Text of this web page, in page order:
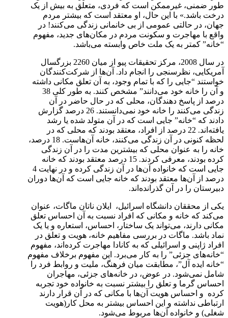
طور ضمنی، غیرممکن است که فردی، متعلق به بیش از یک
درخت باشد.» با این حال، او معتقد است که بیشتر مردم
جهان، در حالتی عمومی از بی خانمانی زندگی می‌کنند! در
واقع با مهاجرت و سکونت مردم در مکان‌های جدید، مفهوم
“خانه” کمتر به یک ملت خاص وابسته می‌باشد.
در سال 2008، مرکز تحقیقات پیو از میان 2260 بزرگسال
آمریکایی، نظرسنجی را انجام داد. آن‌ها از شرکت‌کنندگان
خواستند “جایی را که با تمام وجود، به آن تعلق مکانی داشته
و آن را خانه خود می‌دانند” مشخص کنند. به طور کلی 38
درصد از پاسخ دهندگان، محلی که در حال حاضر در آن
زندگی می‌کنند را خانه خود نمی‌دانستند. 26 درصد گزارش
دادند که “خانه” جایی است که در آن متولد شده یا رشد
یافته‌اند. 22 درصد از افراد، معتقد بودند که محلی که در
لحظه کنونی در آن زندگی می‌کنند، خانه آن‌هاست. 18 درصد،
خانه را به عنوان محلی که بیشترین مدت را در آن زندگی
کرده بودند، معرفی کردند. 15 درصد معتقد بودند که خانه
جایی است که خانواده آن‌ها در آن زندگی کرده و در نهایت 4
درصد از آن‌ها معتقد بودند که خانه جایی است که آن‌ها دوران
دبیرستان را در آن گذرانده‌اند.
یکی از محققان دانشگاه اسرائیل، ایلان ناتان ماگات، عنوان
می‌کند که خانه و مکانی که افراد نسبت به آن احساس تعلق
مکانی دارند، می‌تواند یک ساختار، احساس، استعاره و یا یک
نماد باشد. ماگات در بررسی مفاهیم خانه، هویت و تعلق در
افراد ژاپنی و اسرائیلی که به کانادا مهاجرت کرده‌اند، مفهوم
“خانه‌های جزئی” را به کار می‌برد. این مفهوم برخلاف مفهوم
“خانه ایده آل”، مطابقت میان فرهنگ، ملیت و روابط فرد را
شامل نمی‌شود. در عوض، در خانه‌های جزئی، مهاجران
احساس گرما و تعلق را بیشتر نسبت به خانواده خود تجربه
کرده و احساس هویت آن‌ها با مکانی که در آن قرار دارند
ارتباطی نداشته و این احساس بیشتر به محل کار(هویت
شغلی) و خانواده آن‌ها مربوط می‌شود.